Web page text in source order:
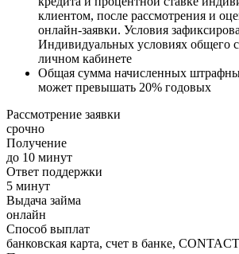
клиентом, после рассмотрения и
онлайн-заявки. Условия
Индивидуальных условиях общего
личном кабинете
Общая сумма начисленных
может превышать 20% годовых
Рассмотрение заявки
срочно
Получение
до 10 минут
Ответ поддержки
5 минут
Выдача займа
онлайн
Способ выплат
банковская карта, счет в банке, CONTACT